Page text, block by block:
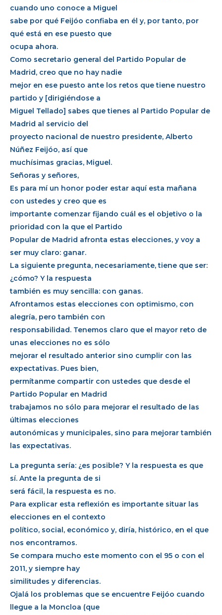
cuando uno conoce a Miguel
sabe por qué Feijóo confiaba en él y, por tanto, por
qué está en ese puesto que
ocupa ahora.
Como secretario general del Partido Popular de
Madrid, creo que no hay nadie
mejor en ese puesto ante los retos que tiene nuestro
partido y [dirigiéndose a
Miguel Tellado] sabes que tienes al Partido Popular de
Madrid al servicio del
proyecto nacional de nuestro presidente, Alberto
Núñez Feijóo, así que
muchísimas gracias, Miguel.
Señoras y señores,
Es para mí un honor poder estar aquí esta mañana
con ustedes y creo que es
importante comenzar fijando cuál es el objetivo o la
prioridad con la que el Partido
Popular de Madrid afronta estas elecciones, y voy a
ser muy claro: ganar.
La siguiente pregunta, necesariamente, tiene que ser:
¿cómo? Y la respuesta
también es muy sencilla: con ganas.
Afrontamos estas elecciones con optimismo, con
alegría, pero también con
responsabilidad. Tenemos claro que el mayor reto de
unas elecciones no es sólo
mejorar el resultado anterior sino cumplir con las
expectativas. Pues bien,
permítanme compartir con ustedes que desde el
Partido Popular en Madrid
trabajamos no sólo para mejorar el resultado de las
últimas elecciones
autonómicas y municipales, sino para mejorar también
las expectativas.
La pregunta sería: ¿es posible? Y la respuesta es que
sí. Ante la pregunta de si
será fácil, la respuesta es no.
Para explicar esta reflexión es importante situar las
elecciones en el contexto
político, social, económico y, diría, histórico, en el que
nos encontramos.
Se compara mucho este momento con el 95 o con el
2011, y siempre hay
similitudes y diferencias.
Ojalá los problemas que se encuentre Feijóo cuando
llegue a la Moncloa (que